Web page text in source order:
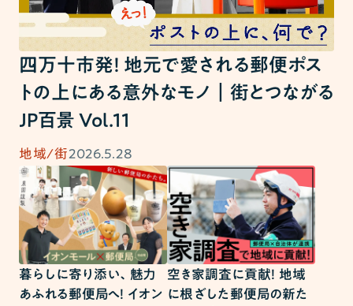
四万十市発！ 地元で愛される郵便ポス
トの上にある意外なモノ｜街とつながる
JP百景 Vol.11
地域/街2026.5.28
暮らしに寄り添い、魅力
あふれる郵便局へ！ イオン
空き家調査に貢献！ 地域
に根ざした郵便局の新た